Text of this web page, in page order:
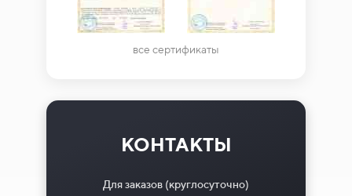
все сертификаты
КОНТАКТЫ
Для заказов (круглосуточно)